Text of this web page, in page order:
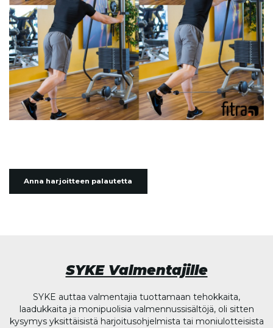
Anna harjoitteen palautetta
SYKE Valmentajille
SYKE auttaa valmentajia tuottamaan tehokkaita,
laadukkaita ja monipuolisia valmennussisältöjä, oli sitten
kysymys yksittäisistä harjoitusohjelmista tai moniulotteisista